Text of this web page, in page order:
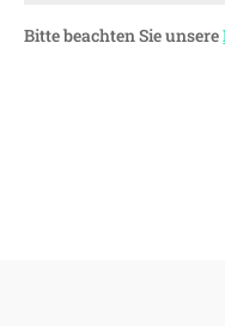
Bitte beachten Sie unsere